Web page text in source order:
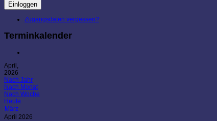
Einloggen
Zugangsdaten vergessen?
Terminkalender
April,
2026
Nach Jahr
Nach Monat
Nach Woche
Heute
März
April 2026